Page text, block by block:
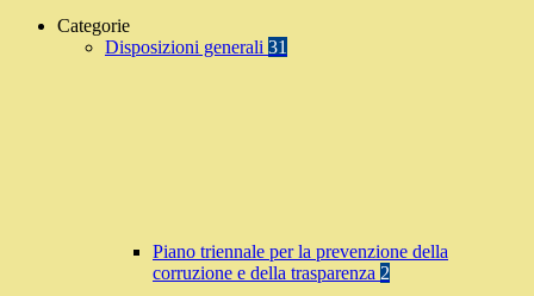
Categorie
Disposizioni generali 31
Piano triennale per la prevenzione della
corruzione e della trasparenza 2